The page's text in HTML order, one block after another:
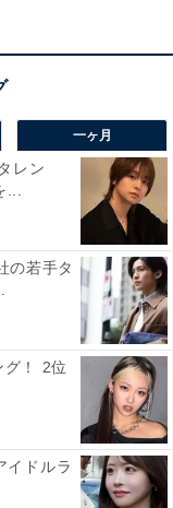
(@dodgers)
一ヶ月
レン
...
の若手タ
グ！ 2位
イドルラ